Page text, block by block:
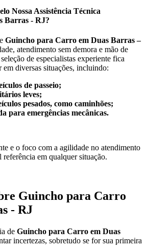
Nossa Assistência Técnica
Barras - RJ?
Guincho para Carro em Duas Barras –
atendimento sem demora e mão de
de especialistas experiente fica
diversas situações, incluindo:
de passeio;
leves;
pesados, como caminhões;
para emergências mecânicas.
e o foco com a agilidade no atendimento
em qualquer situação.
Guincho para Carro
- RJ
de Guincho para Carro em Duas
incertezas, sobretudo se for sua primeira